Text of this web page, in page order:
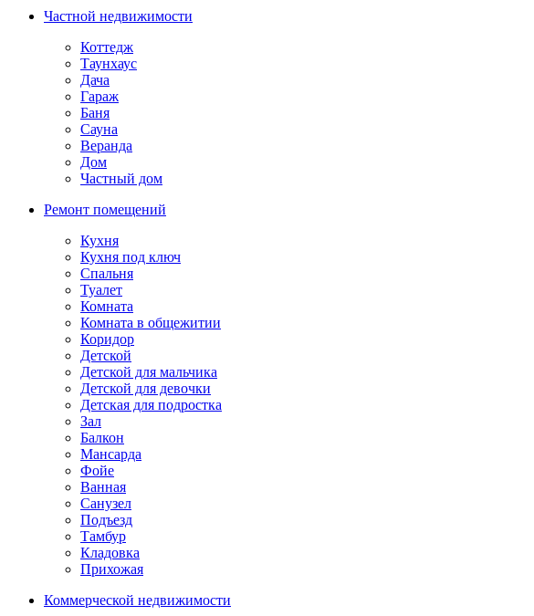
Частной недвижимости
Коттедж
Таунхаус
Дача
Гараж
Баня
Сауна
Веранда
Дом
Частный дом
Ремонт помещений
Кухня
Кухня под ключ
Спальня
Туалет
Комната
Комната в общежитии
Коридор
Детской
Детской для мальчика
Детской для девочки
Детская для подростка
Зал
Балкон
Мансарда
Фойе
Ванная
Санузел
Подъезд
Тамбур
Кладовка
Прихожая
Коммерческой недвижимости